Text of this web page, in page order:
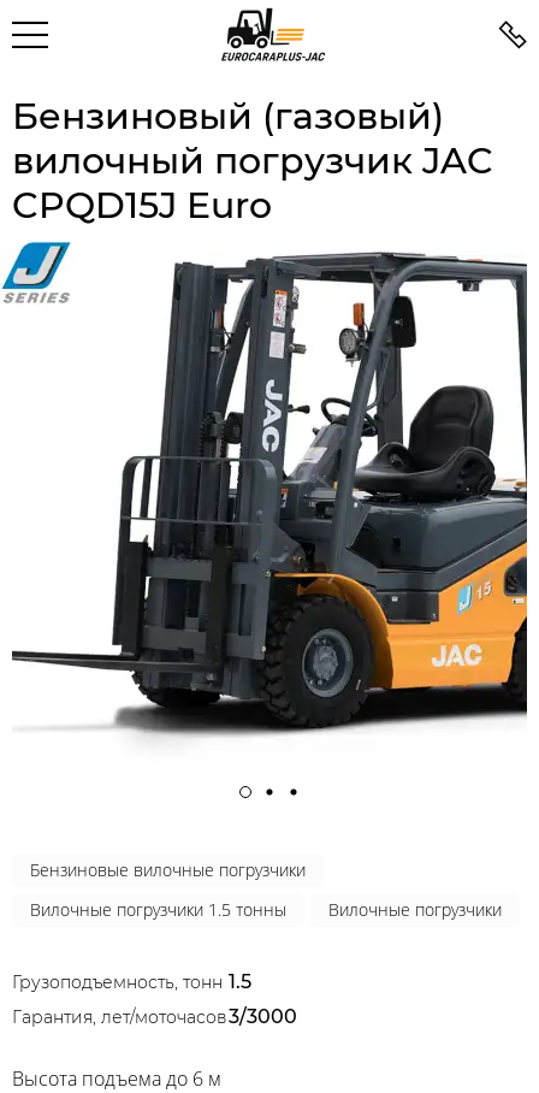
Бензиновый (газовый)
вилочный погрузчик JAC
CPQD15J Euro
Бензиновые вилочные погрузчики
Вилочные погрузчики 1.5 тонны
Вилочные погрузчики
Грузоподъемность, тонн 1.5
Гарантия, лет/моточасов3/3000
Высота подъема до 6 м